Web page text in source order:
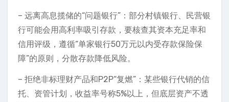
– 远离高息揽储的“问题银行”：部分村镇银行、民营银
行可能会用高利率吸引存款，要核查其资本充足率和
信用评级，遵循“单家银行50万元以内受存款保险保
障”的原则，分散存款降低风险。
– 拒绝非标理财产品和P2P“复燃”：某些银行代销的信
托、资管计划，收益率号称5%以上，但底层资产不透